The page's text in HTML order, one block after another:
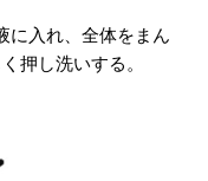
に入れ、全体をまん
押し洗いする。